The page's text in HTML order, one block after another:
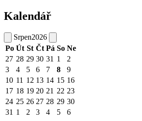
Kalendář
Srpen2026
Po Út St Čt Pá So Ne
27 28 29 30 31 1
2
3
4 5 6 7 8
9
10 11 12 13 14 15 16
17 18 19 20 21 22 23
24 25 26 27 28 29 30
31 1 2 3 4 5 6